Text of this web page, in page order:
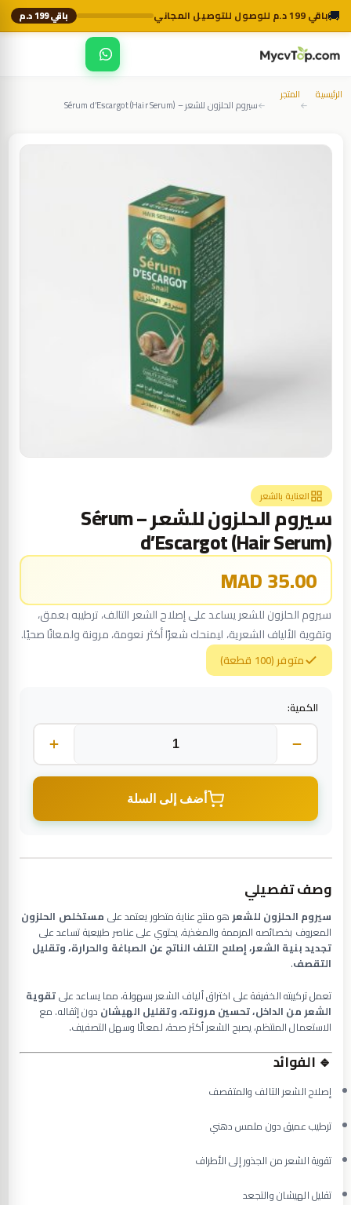
🚚باقي 199 د.م للوصول للتوصيل المجاني باقي 199 د.م
MycvTop
الرئيسية
←
المتجر
←سيروم الحلزون للشعر – Sérum d’Escargot (Hair Serum)
العناية بالشعر
سيروم الحلزون للشعر – Sérum
d’Escargot (Hair Serum)
35.00 MAD
سيروم الحلزون للشعر يساعد على إصلاح الشعر التالف، ترطيبه بعمق،
وتقوية الألياف الشعرية، ليمنحك شعرًا أكثر نعومة، مرونة ولمعانًا صحيًا.
متوفر (100 قطعة)
الكمية:
أضف إلى السلة
وصف تفصيلي
سيروم الحلزون للشعرهو منتج عناية متطور يعتمد على مستخلص الحلزون
المعروف بخصائصه المرممة والمغذية. يحتوي على عناصر طبيعية تساعد على
تجديد بنية الشعر، إصلاح التلف الناتج عن الصباغة والحرارة، وتقليل
التقصف.
تعمل تركيبته الخفيفة على اختراق ألياف الشعر بسهولة، مما يساعد علىتقوية
الشعر من الداخل، تحسين مرونته، وتقليل الهيشان دون إثقاله. مع
الاستعمال المنتظم، يصبح الشعر أكثر صحة، لمعانًا وسهل التصفيف.
🔹 الفوائد
إصلاح الشعر التالف والمتقصف
ترطيب عميق دون ملمس دهني
تقوية الشعر من الجذور إلى الأطراف
تقليل الهيشان والتجعد